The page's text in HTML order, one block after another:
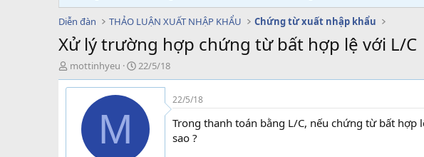
Diễn đàn THẢO LUẬN XUẤT NHẬP KHẨU Chứng từ xuất nhập khẩu
Xử lý trường hợp chứng từ bất hợp lệ với L/C
T
h
r
mottinhyeu
N
g
à
y
22/5/18
M
22/5/18
Trong thanh toán bằng L/C, nếu chứng từ bất
sao ?